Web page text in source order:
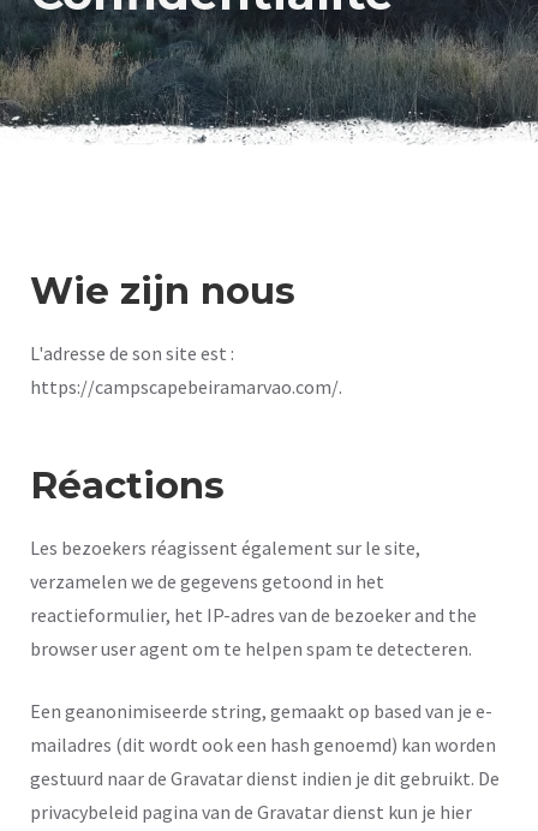
Wie zijn nous
L'adresse de son site est :
https://campscapebeiramarvao.com/.
Réactions
Les bezoekers réagissent également sur le site,
verzamelen we de gegevens getoond in het
reactieformulier, het IP-adres van de bezoeker and the
browser user agent om te helpen spam te detecteren.
Een geanonimiseerde string, gemaakt op based van je e-
mailadres (dit wordt ook een hash genoemd) kan worden
gestuurd naar de Gravatar dienst indien je dit gebruikt. De
privacybeleid pagina van de Gravatar dienst kun je hier